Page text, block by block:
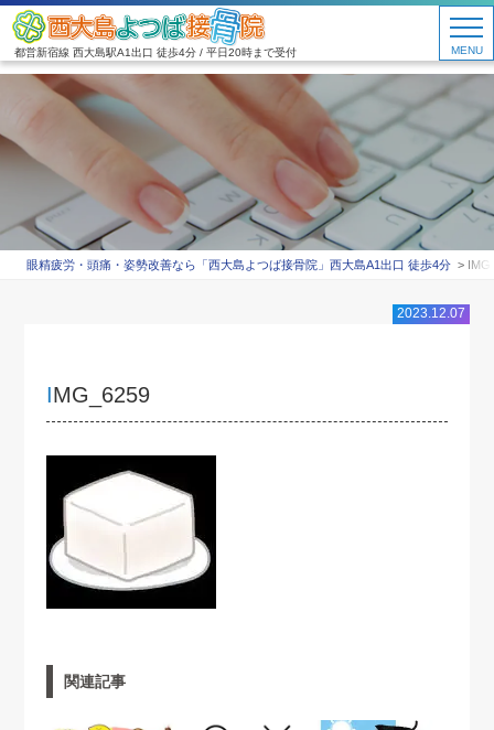
都営新宿線 西大島駅A1出口 徒歩4分 / 平日20時まで受付 MENU
眼精疲労・頭痛・姿勢改善なら「西大島よつば接骨院」西大島A1出口 徒歩4分
2023.12.07
IMG_6259
関連記事